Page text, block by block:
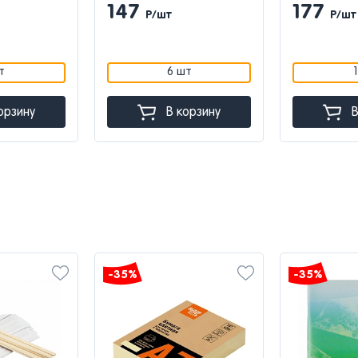
147 Р/шт
6 шт
В корзину
177 Р/шт
-35% -35%